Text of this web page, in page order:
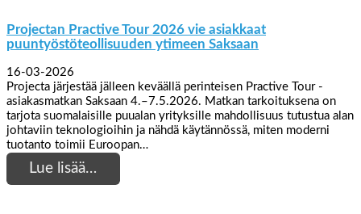
Projectan Practive Tour 2026 vie asiakkaat
puuntyöstöteollisuuden ytimeen Saksaan
16-03-2026
Projecta järjestää jälleen keväällä perinteisen Practive Tour -
asiakasmatkan Saksaan 4.–7.5.2026. Matkan tarkoituksena on
tarjota suomalaisille puualan yrityksille mahdollisuus tutustua alan
johtaviin teknologioihin ja nähdä käytännössä, miten moderni
tuotanto toimii Euroopan…
Lue lisää…